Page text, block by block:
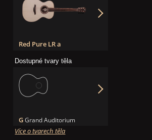
Red Pure LR a
Dostupné tvary těla
G Grand Auditorium
Více o tvarech těla